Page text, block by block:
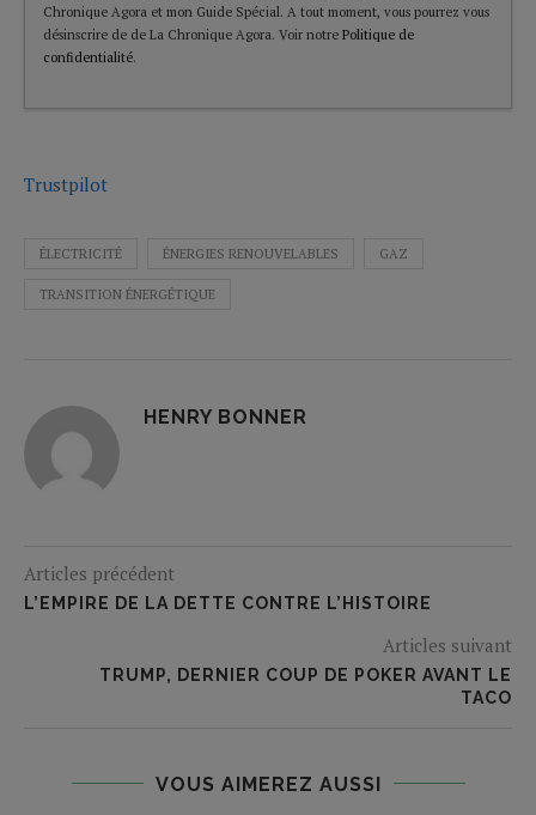
Chronique Agora et mon Guide Spécial. A tout moment, vous pourrez vous
désinscrire de de La Chronique Agora. Voir notre Politique de
confidentialité.
Trustpilot
ÉLECTRICITÉ ÉNERGIES RENOUVELABLES GAZ
TRANSITION ÉNERGÉTIQUE
HENRY BONNER
Articles précédent
L’EMPIRE DE LA DETTE CONTRE L’HISTOIRE
Articles suivant
TRUMP, DERNIER COUP DE POKER AVANT LE
TACO
VOUS AIMEREZ AUSSI